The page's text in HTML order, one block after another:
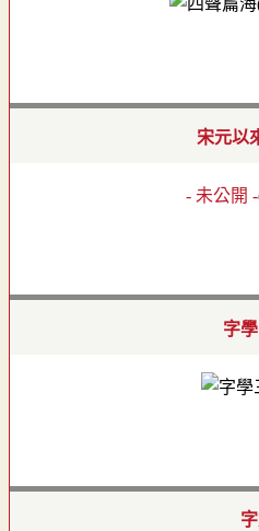
宋元以
- 未公開 -
字